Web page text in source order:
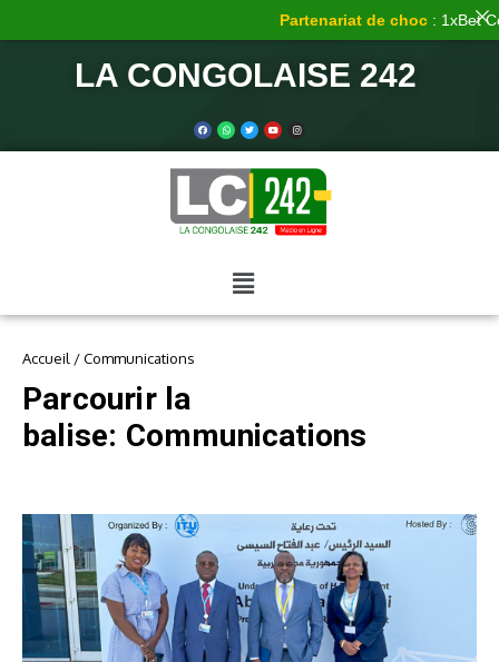
LA CONGOLAISE 242
Accueil /Communications
Parcourir la
balise: Communications
Partenariat de choc : 1xBet